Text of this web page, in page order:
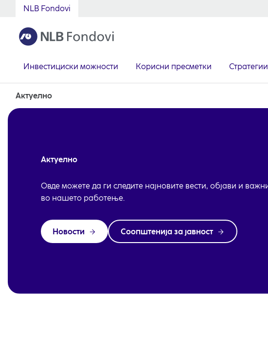
NLB Fondovi
Инвестициски можности Корисни пресметки
Актуелно
Актуелно
Овде можете да ги следите најновите вести, објави и
во нашето работење.
Новости Соопштенија за јавност